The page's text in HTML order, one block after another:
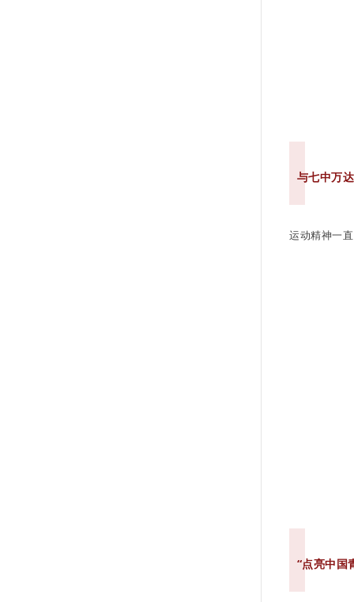
与七中万
运动精神一
“点亮中国